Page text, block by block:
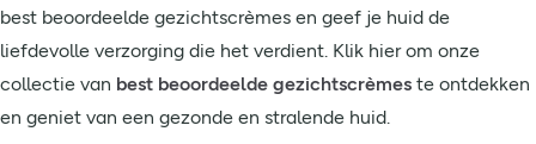
best beoordeelde gezichtscrèmes en geef je huid de
liefdevolle verzorging die het verdient. Klik hier om onze
collectie van best beoordeelde gezichtscrèmes te ontdekken
en geniet van een gezonde en stralende huid.